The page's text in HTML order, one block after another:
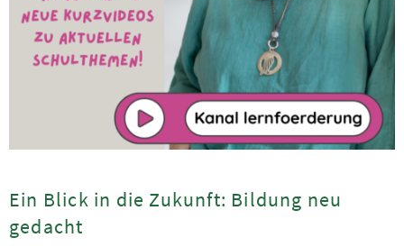
Ein Blick in die Zukunft: Bildung neu
gedacht